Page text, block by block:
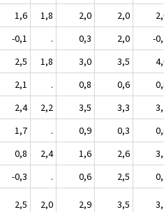
1,6 1,8 2,0 2,0
-0,1 . 0,3 2,0 -
2,5 1,8 3,0 3,5
2,1 . 0,8 0,6
2,4 2,2 3,5 3,3
1,7 . 0,9 0,3
0,8 2,4 1,6 2,6
-0,3 . 0,6 2,5
2,5 2,0 2,9 3,5